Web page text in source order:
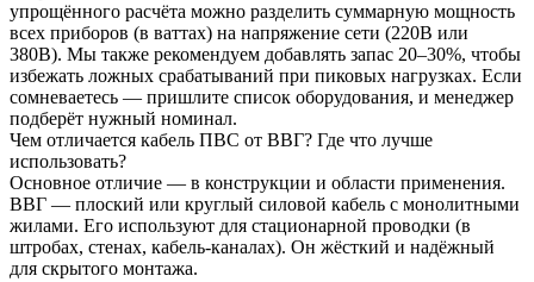
упрощённого расчёта можно разделить суммарную мощность
всех приборов (в ваттах) на напряжение сети (220В или
380В). Мы также рекомендуем добавлять запас 20–30%, чтобы
избежать ложных срабатываний при пиковых нагрузках. Если
сомневаетесь — пришлите список оборудования, и менеджер
подберёт нужный номинал.
Чем отличается кабель ПВС от ВВГ? Где что лучше
использовать?
Основное отличие — в конструкции и области применения.
ВВГ — плоский или круглый силовой кабель с монолитными
жилами. Его используют для стационарной проводки (в
штробах, стенах, кабель-каналах). Он жёсткий и надёжный
для скрытого монтажа.